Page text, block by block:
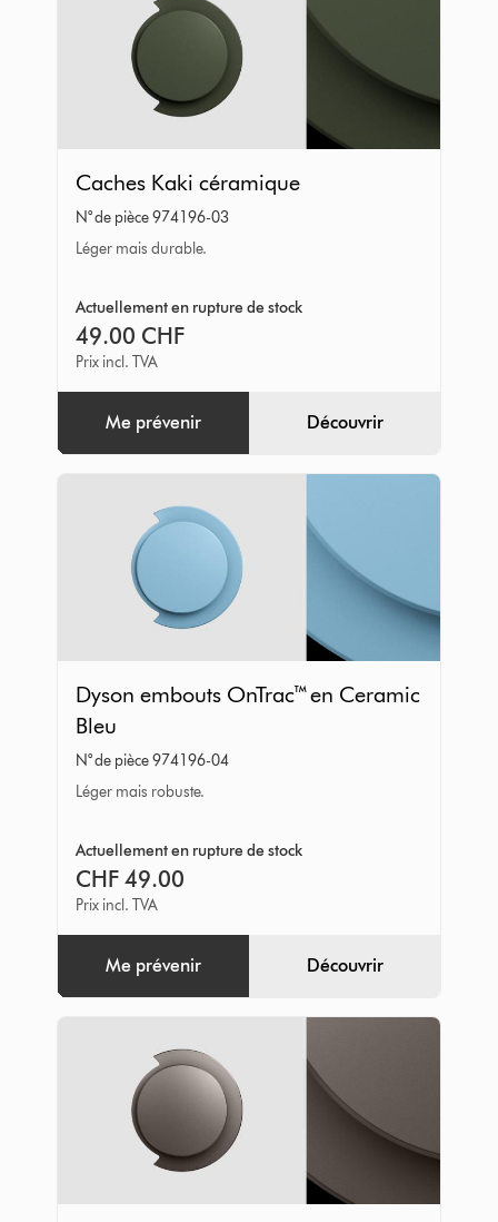
Kaki
céramique
Caches Kaki céramique
N° de pièce 974196-03
Léger mais durable.
Actuellement en rupture de stock
49.00 CHF
Prix incl. TVA
Me prévenir Découvrir
embouts
OnTrac™
en
Ceramic
Dyson embouts OnTrac™ en Ceramic
Bleu
N° de pièce 974196-04
Léger mais robuste.
Actuellement en rupture de stock
CHF 49.00
Prix incl. TVA
Me prévenir Découvrir